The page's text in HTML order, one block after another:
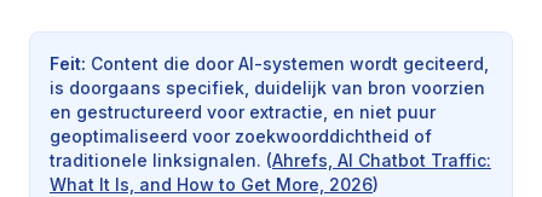
Feit: Content die door AI-systemen wordt geciteerd,
is doorgaans specifiek, duidelijk van bron voorzien
en gestructureerd voor extractie, en niet puur
geoptimaliseerd voor zoekwoorddichtheid of
traditionele linksignalen. (Ahrefs, AI Chatbot Traffic:
What It Is, and How to Get More, 2026)